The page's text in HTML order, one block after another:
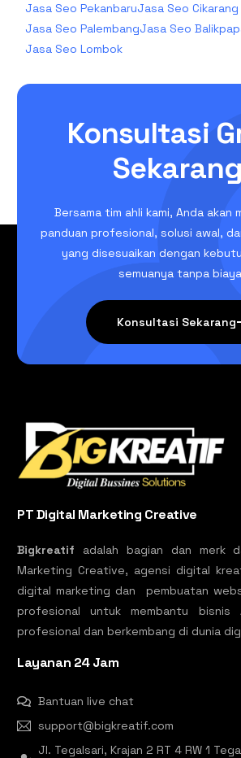
Jasa Seo PekanbaruJasa Seo Cikarang
Jasa Seo PalembangJasa Seo
Jasa Seo Lombok
Konsultasi
Bersama tim ahli kami, Anda akan
panduan profesional, solusi awal,
yang disesuaikan dengan
semuanya tanpa
Konsultasi Sekarang
PT Digital Marketing Creative
Bigkreatif adalah bagian dan merk
Marketing Creative, agensi digital
digital marketing dan pembuatan
profesional untuk membantu bisnis
profesional dan berkembang di dunia
Layanan 24 Jam
Bantuan live chat
support@bigkreatif.com
Jl. Tegalsari, Krajan 2 RT 4 RW 1